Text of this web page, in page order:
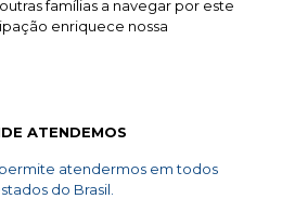
famílias a navegar por este
enriquece nossa
ATENDEMOS
atendermos em todos
do Brasil.